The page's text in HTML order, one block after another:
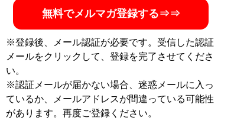
回のマッスル再開時にもコラムを寄稿している。
Twitter@yaroutxt、facebook「Kensuzukitxt」
語 』『純烈物語 20-21』が発売
純烈物語 20-21
「濃厚接触アイドル解散
の危機!?」エンタメ界を揺
無料でメルマガ登録する⇒⇒
※登録後、メール認証が必要です。受信した認証
メールをクリックして、登録を完了させてくださ
い。
※認証メールが届かない場合、迷惑メールに入っ
ているか、メールアドレスが間違っている可能性
があります。再度ご登録ください。